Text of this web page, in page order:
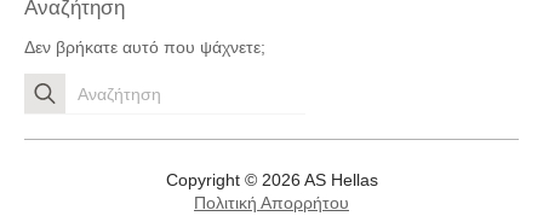
Αναζήτηση
Δεν βρήκατε αυτό που ψάχνετε;
Search
for:
Copyright © 2026 AS Hellas
Πολιτική Απορρήτου